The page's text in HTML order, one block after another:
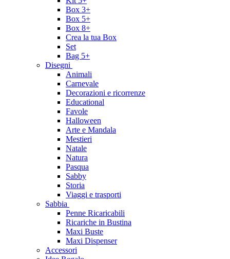
Box 3+
Box 5+
Box 8+
Crea la tua Box
Set
Bag 5+
Disegni
Animali
Carnevale
Decorazioni e ricorrenze
Educational
Favole
Halloween
Arte e Mandala
Mestieri
Natale
Natura
Pasqua
Sabby
Storia
Viaggi e trasporti
Sabbia
Penne Ricaricabili
Ricariche in Bustina
Maxi Buste
Maxi Dispenser
Accessori